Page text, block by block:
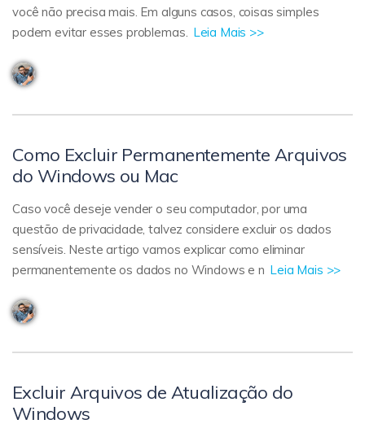
você não precisa mais. Em alguns casos, coisas simples
podem evitar esses problemas. Leia Mais >>
Como Excluir Permanentemente Arquivos
do Windows ou Mac
Caso você deseje vender o seu computador, por uma
questão de privacidade, talvez considere excluir os dados
sensíveis. Neste artigo vamos explicar como eliminar
permanentemente os dados no Windows e n Leia Mais >>
Excluir Arquivos de Atualização do
Windows